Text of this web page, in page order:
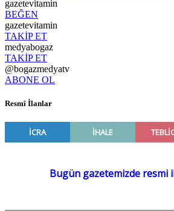
gazetevitamin
BEĞEN
gazetevitamin
TAKİP ET
medyabogaz
TAKİP ET
@bogazmedyatv
ABONE OL
Resmî İlanlar